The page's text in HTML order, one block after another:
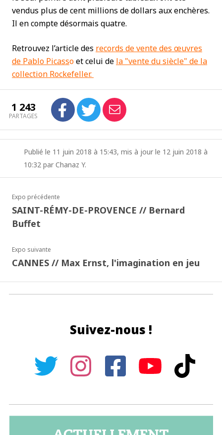
vendus plus de cent millions de dollars aux enchères.
Il en compte désormais quatre.
Retrouvez l’article des records de vente des œuvres
de Pablo Picassoet celui de la "vente du siècle" de la
collection Rockefeller.
1 243
PARTAGES
Publié le 11 juin 2018 à 15:43, mis à jour le 12 juin 2018 à
10:32 par Chanaz Y.
Expo précédente
SAINT-RÉMY-DE-PROVENCE // Bernard
Buffet
Expo suivante
CANNES // Max Ernst, l'imagination en jeu
Suivez-nous !